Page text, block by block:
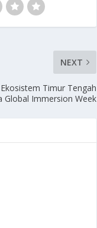
NEXT
Timur Tengah
Global Immersion Week